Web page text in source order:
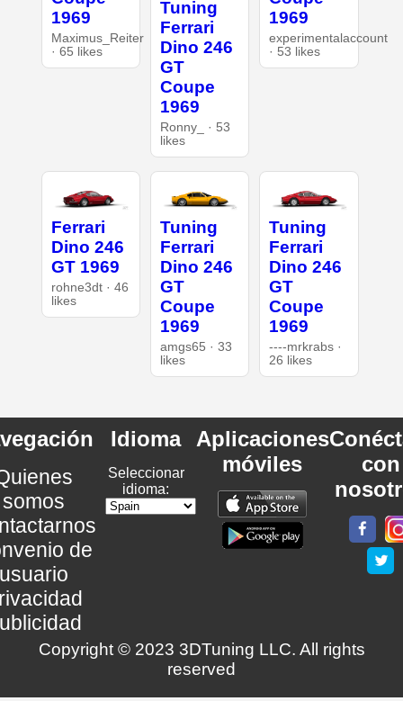
1969
Maximus_Reiter
· 65 likes
Tuning
Ferrari
Dino 246
GT
Coupe
1969
Ronny_ · 53
likes
1969
experimentalaccount
· 53 likes
Ferrari
Dino 246
GT 1969
rohne3dt · 46
likes
Tuning
Ferrari
Dino 246
GT
Coupe
1969
amgs65 · 33
likes
Tuning
Ferrari
Dino 246
GT
Coupe
1969
----mrkrabs ·
26 likes
somos
de
Idioma
Seleccionar
idioma:
Aplicaciones
móviles
con
Copyright © 2023 3DTuning LLC. All rights
reserved